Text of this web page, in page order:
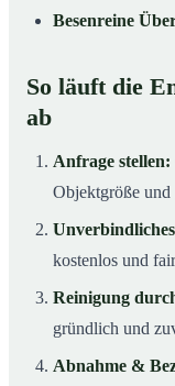
Besenreine
So läuft die
ab
Anfrage stellen:
Objektgröße und
kostenlos und
Reinigung
gründlich und
Abnahme &